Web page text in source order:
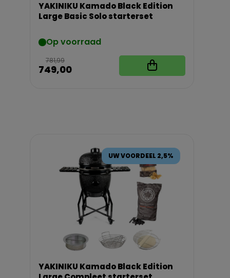
YAKINIKU Kamado Black Edition
Large Basic Solo starterset
Op voorraad
781,99
749,00
UW VOORDEEL 2,5%
YAKINIKU Kamado Black Edition